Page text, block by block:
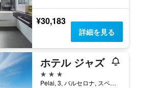
¥30,183
詳細を見る
ホテル ジャズ
3つ星
Pelai, 3, バルセロナ, スペイン